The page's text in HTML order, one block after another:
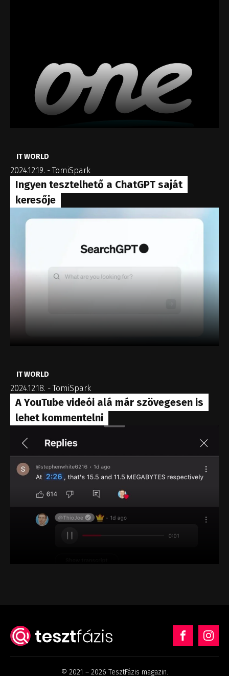
IT WORLD
2024.12.19. -TomiSpark
Ingyen tesztelhető a ChatGPT saját
keresője
IT WORLD
2024.12.18. -TomiSpark
A YouTube videói alá már szövegesen is
lehet kommentelni
© 2021 – 2026 TesztFázis magazin.